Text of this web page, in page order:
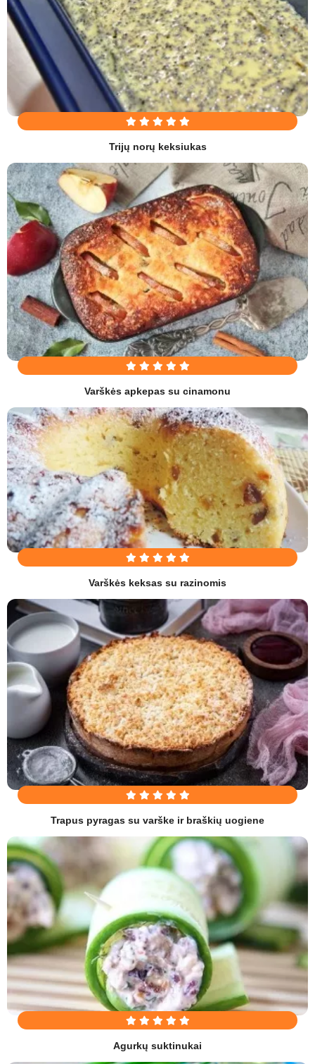
Trijų norų keksiukas
Varškės apkepas su cinamonu
Varškės keksas su razinomis
Trapus pyragas su varške ir braškių uogiene
Agurkų suktinukai